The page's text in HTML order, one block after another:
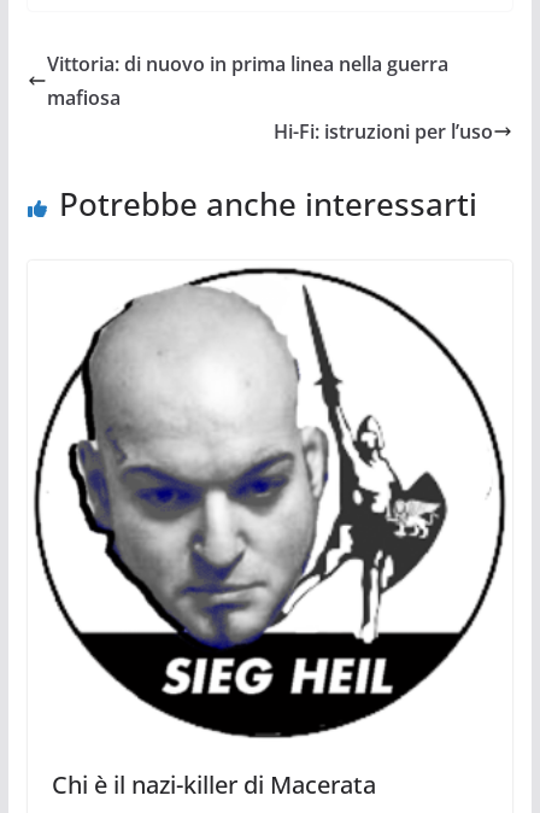
Vittoria: di nuovo in prima linea nella guerra
mafiosa
Hi-Fi: istruzioni per l’uso
Potrebbe anche interessarti
Chi è il nazi-killer di Macerata